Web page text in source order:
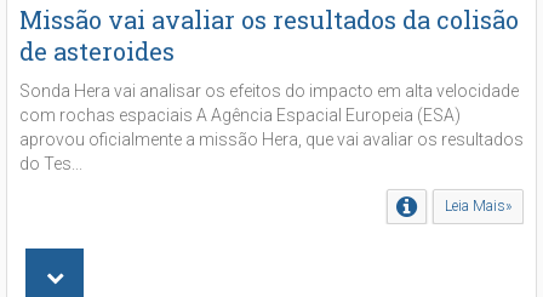
Missão vai avaliar os resultados da colisão
de asteroides
Sonda Hera vai analisar os efeitos do impacto em alta velocidade
com rochas espaciais A Agência Espacial Europeia (ESA)
aprovou oficialmente a missão Hera, que vai avaliar os resultados
do Tes...
Leia Mais»